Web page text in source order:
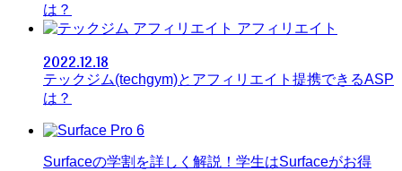
は？
アフィリエイト
2022.12.18
テックジム(techgym)とアフィリエイト提携できるASP
は？
Surfaceの学割を詳しく解説！学生はSurfaceがお得